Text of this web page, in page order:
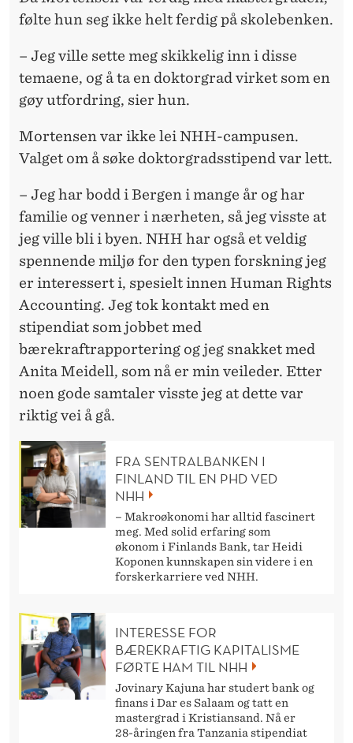
følte hun seg ikke helt ferdig på skolebenken.
– Jeg ville sette meg skikkelig inn i disse
temaene, og å ta en doktorgrad virket som en
gøy utfordring, sier hun.
Mortensen var ikke lei NHH-campusen.
Valget om å søke doktorgradsstipend var lett.
– Jeg har bodd i Bergen i mange år og har
familie og venner i nærheten, så jeg visste at
jeg ville bli i byen. NHH har også et veldig
spennende miljø for den typen forskning jeg
er interessert i, spesielt innen Human Rights
Accounting. Jeg tok kontakt med en
stipendiat som jobbet med
bærekraftrapportering og jeg snakket med
Anita Meidell, som nå er min veileder. Etter
noen gode samtaler visste jeg at dette var
riktig vei å gå.
FRA SENTRALBANKEN I
FINLAND TIL EN PHD VED
NHH
– Makroøkonomi har alltid fascinert
meg. Med solid erfaring som
økonom i Finlands Bank, tar Heidi
Koponen kunnskapen sin videre i en
forskerkarriere ved NHH.
INTERESSE FOR
BÆREKRAFTIG KAPITALISME
FØRTE HAM TIL NHH
Jovinary Kajuna har studert bank og
finans i Dar es Salaam og tatt en
mastergrad i Kristiansand. Nå er
28-åringen fra Tanzania stipendiat